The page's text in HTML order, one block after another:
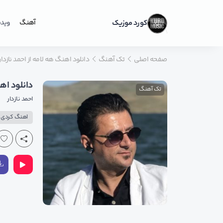
کورد موزیک آهنگ
صفحه اصلی تک آهنگ دانلود اهنگ هه لامه از احمد
تک آهنگ دانلود
احمد نازدار
اهنگ کردی